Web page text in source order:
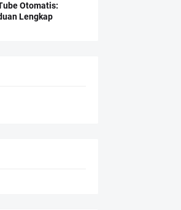
Otomatis:
Lengkap